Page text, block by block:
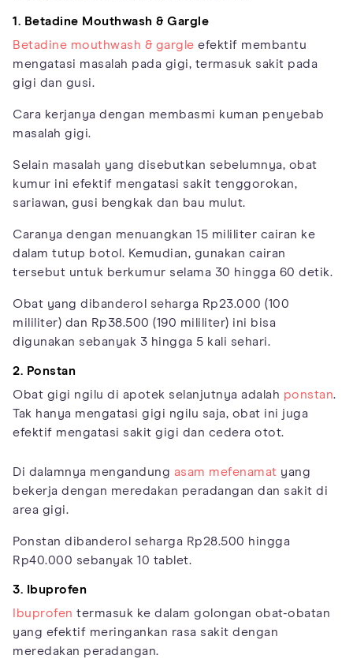
1. Betadine Mouthwash & Gargle
Betadine mouthwash & gargle efektif membantu
mengatasi masalah pada gigi, termasuk sakit pada
gigi dan gusi.
Cara kerjanya dengan membasmi kuman penyebab
masalah gigi.
Selain masalah yang disebutkan sebelumnya, obat
kumur ini efektif mengatasi sakit tenggorokan,
sariawan, gusi bengkak dan bau mulut.
Caranya dengan menuangkan 15 mililiter cairan ke
dalam tutup botol. Kemudian, gunakan cairan
tersebut untuk berkumur selama 30 hingga 60 detik.
Obat yang dibanderol seharga Rp23.000 (100
mililiter) dan Rp38.500 (190 mililiter) ini bisa
digunakan sebanyak 3 hingga 5 kali sehari.
2. Ponstan
Obat gigi ngilu di apotek selanjutnya adalah ponstan.
Tak hanya mengatasi gigi ngilu saja, obat ini juga
efektif mengatasi sakit gigi dan cedera otot.
Di dalamnya mengandung asam mefenamat yang
bekerja dengan meredakan peradangan dan sakit di
area gigi.
Ponstan dibanderol seharga Rp28.500 hingga
Rp40.000 sebanyak 10 tablet.
3. Ibuprofen
Ibuprofen termasuk ke dalam golongan obat-obatan
yang efektif meringankan rasa sakit dengan
meredakan peradangan.